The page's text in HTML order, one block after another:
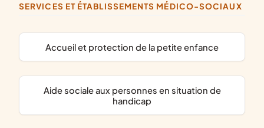
SERVICES ET ÉTABLISSEMENTS MÉDICO-SOCIAUX
accueil et protection de la petite enfance
aide sociale aux personnes en situation de
handicap